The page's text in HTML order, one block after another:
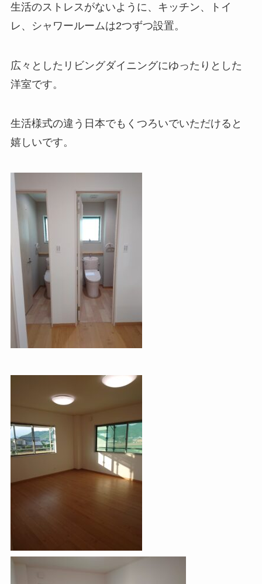
生活のストレスがないように、キッチン、トイ
レ、シャワールームは2つずつ設置。
広々としたリビングダイニングにゆったりとした
洋室です。
生活様式の違う日本でもくつろいでいただけると
嬉しいです。